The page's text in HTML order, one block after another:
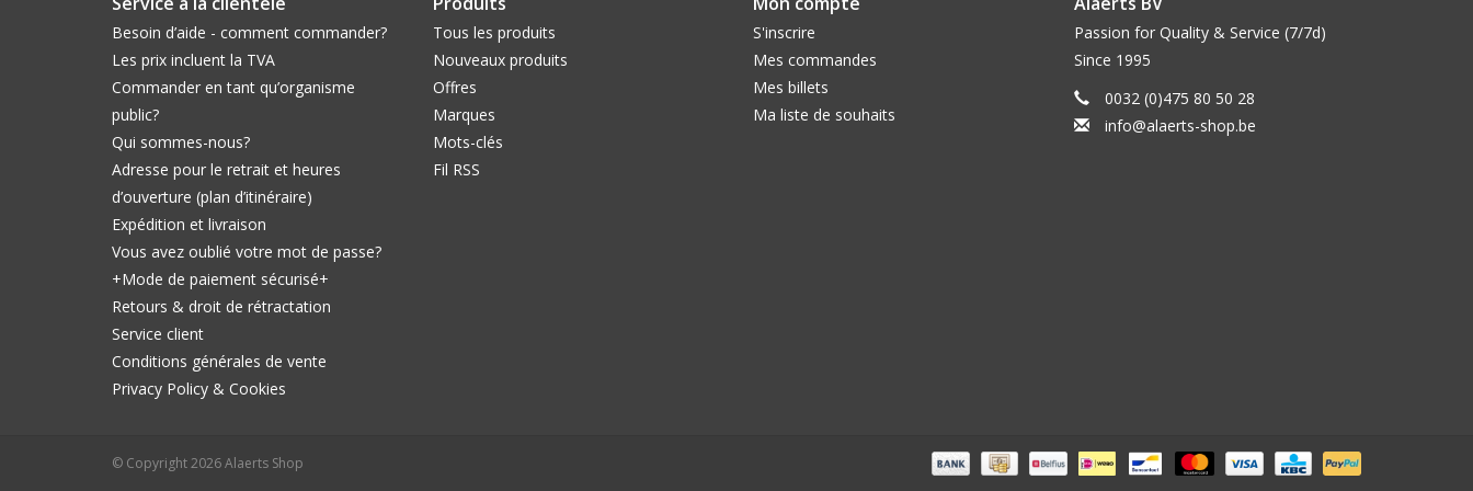
Besoin d’aide - comment commander?
Les prix incluent la TVA
Commander en tant qu’organisme
public?
Qui sommes-nous?
Adresse pour le retrait et heures
d’ouverture (plan d’itinéraire)
Expédition et livraison
Vous avez oublié votre mot de passe?
+Mode de paiement sécurisé+
Retours & droit de rétractation
Service client
Conditions générales de vente
Privacy Policy & Cookies
Tous les produits
Nouveaux produits
Offres
Marques
Mots-clés
Fil RSS
S'inscrire
Mes commandes
Mes billets
Ma liste de souhaits
Passion for Quality & Service (7/7d)
Since 1995
0032 (0)475 80 50 28
info@alaerts-shop.be
© Copyright 2026 Alaerts Shop